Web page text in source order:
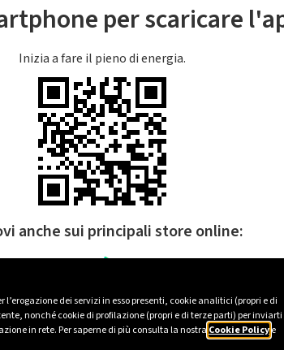
dei servizi in esso presenti, cookie analitici (propri e di
nonché cookie di profilazione (propri e di terze parti) per inviarti
in rete. Per saperne di più consulta la nostra Cookie Policye
per scaricare
Inizia a fare il pieno di energia.
anche sui principali store online: